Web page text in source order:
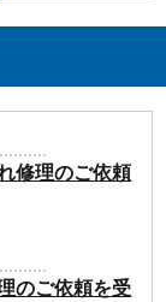
修理のご依頼
のご依頼を受